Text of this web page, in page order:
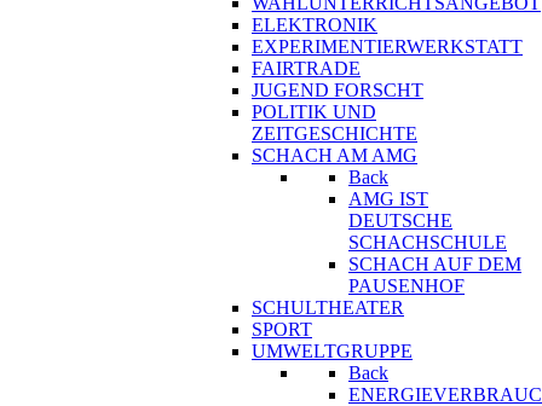
ELEKTRONIK
EXPERIMENTIERWERKSTATT
FAIRTRADE
JUGEND FORSCHT
POLITIK UND
ZEITGESCHICHTE
SCHACH AM AMG
Back
AMG IST
DEUTSCHE
SCHACHSCHULE
SCHACH AUF DEM
PAUSENHOF
SCHULTHEATER
SPORT
UMWELTGRUPPE
Back